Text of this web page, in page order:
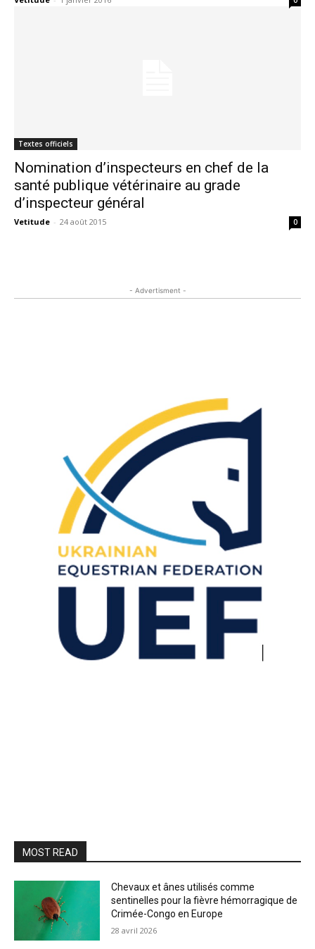
Textes officiels
Nomination d’inspecteurs en chef de la
santé publique vétérinaire au grade
d’inspecteur général
Vetitude - 24 août 2015 0
- Advertisment -
MOST READ
Chevaux et ânes utilisés comme
sentinelles pour la fièvre hémorragique de
Crimée-Congo en Europe
28 avril 2026